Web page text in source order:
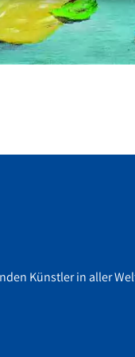
Künstler in aller